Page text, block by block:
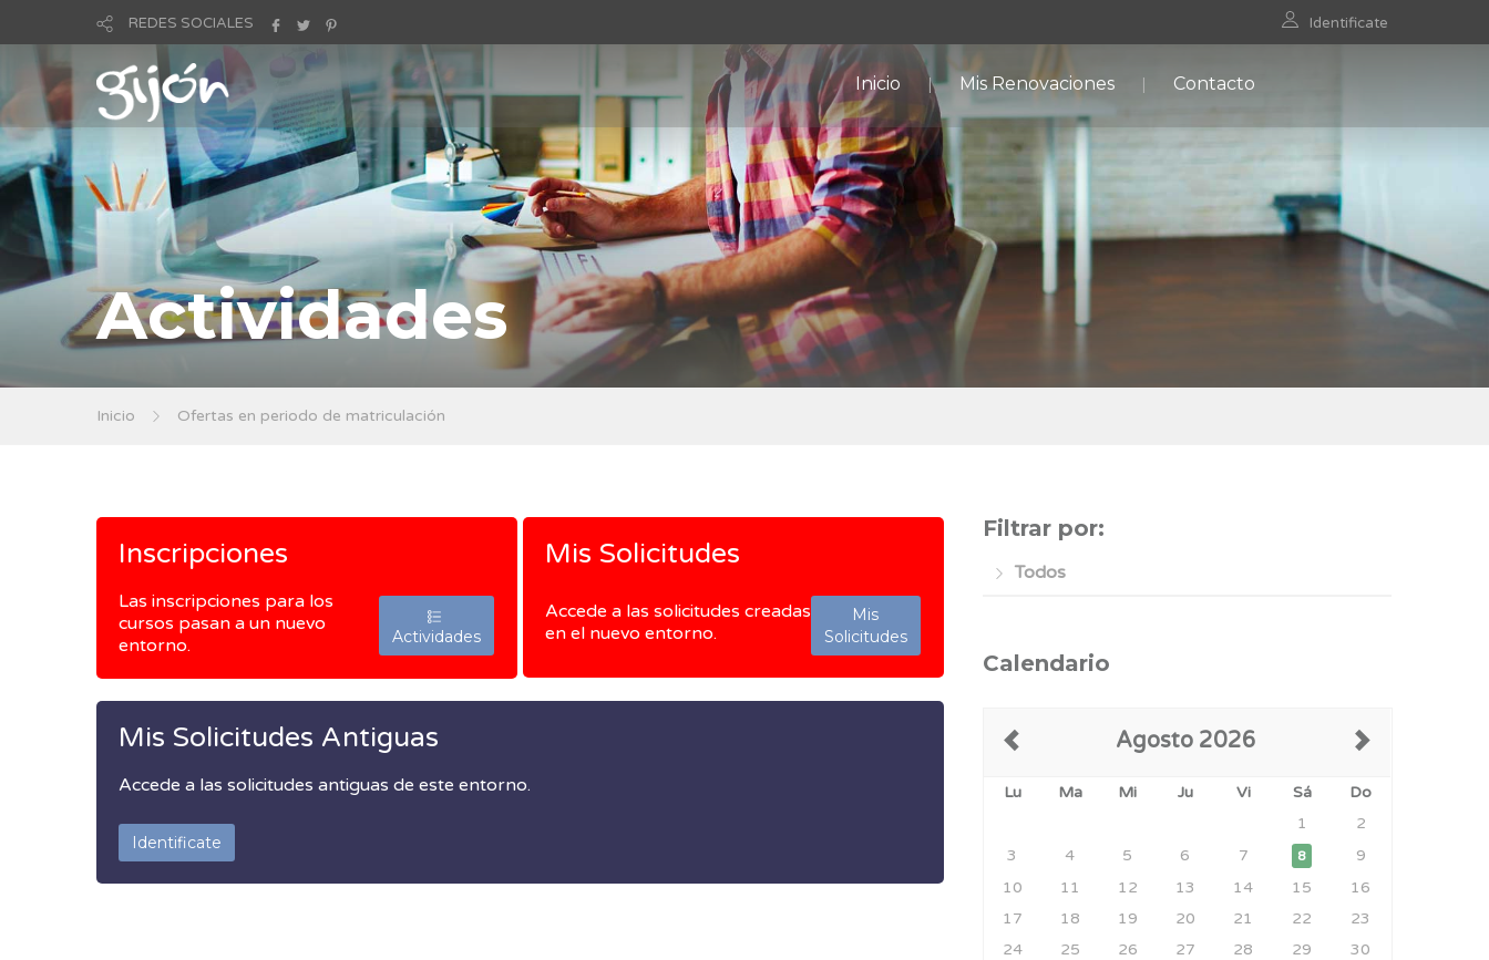
REDES SOCIALES Identificate
Inicio Mis Renovaciones Contacto
Actividades
Inicio Ofertas en periodo de matriculación
Inscripciones
Las inscripciones para los
cursos pasan a un nuevo
entorno.
Actividades
Mis Solicitudes
Accede a las solicitudes creadas
en el nuevo entorno.
Mis
Solicitudes
Mis Solicitudes Antiguas
Accede a las solicitudes antiguas de este entorno.
Identificate
Filtrar por:
Todos
Calendario
Agosto 2026
Lu Ma Mi Ju Vi Sá
Do
1
2
3
4 5 6 7 8
9
10
11 12 13 14 15
16
17
18 19 20 21 22
23
24
25 26 27 28 29
30